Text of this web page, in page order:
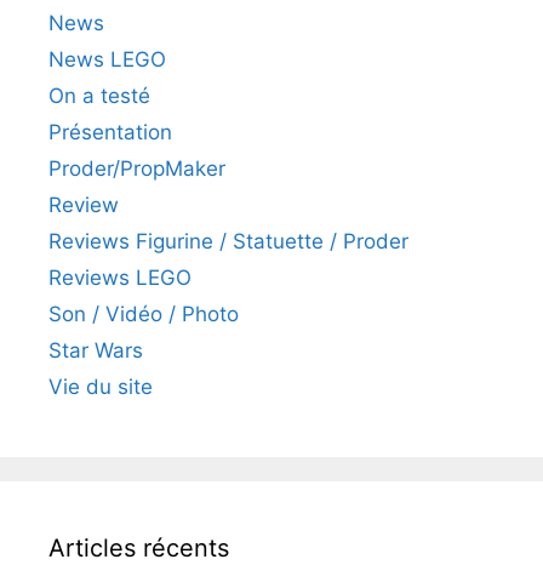
News
News LEGO
On a testé
Présentation
Proder/PropMaker
Review
Reviews Figurine / Statuette / Proder
Reviews LEGO
Son / Vidéo / Photo
Star Wars
Vie du site
Articles récents